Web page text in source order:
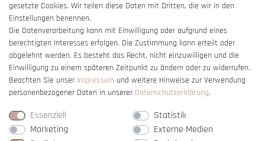
Vertrag widerrufen
gesetzte Cookies. Wir teilen diese Daten mit Dritten, die wir in den
Einstellungen benennen.
Die Datenverarbeitung kann mit Einwilligung oder aufgrund eines
berechtigten Interesses erfolgen. Die Zustimmung kann erteilt oder
abgelehnt werden. Es besteht das Recht, nicht einzuwilligen und die
Einwilligung zu einem späteren Zeitpunkt zu ändern oder zu widerrufen.
Beachten Sie unser Impressum und weitere Hinweise zur Verwendung
personenbezogener Daten in unserer Daten­schutz­erklärung.
Essenziell
Statistik
Marketing
Externe Medien